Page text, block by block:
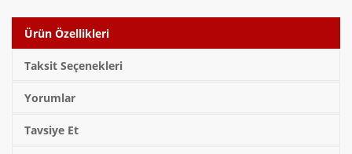
Ürün Özellikleri
Taksit Seçenekleri
Yorumlar
Tavsiye Et